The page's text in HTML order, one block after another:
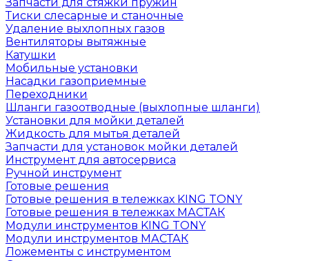
Тиски слесарные и станочные
Удаление выхлопных газов
Вентиляторы вытяжные
Катушки
Мобильные установки
Насадки газоприемные
Переходники
Шланги газоотводные (выхлопные шланги)
Установки для мойки деталей
Жидкость для мытья деталей
Запчасти для установок мойки деталей
Инструмент для автосервиса
Ручной инструмент
Готовые решения
Готовые решения в тележках KING TONY
Готовые решения в тележках МАСТАК
Модули инструментов KING TONY
Модули инструментов МАСТАК
Ложементы с инструментом